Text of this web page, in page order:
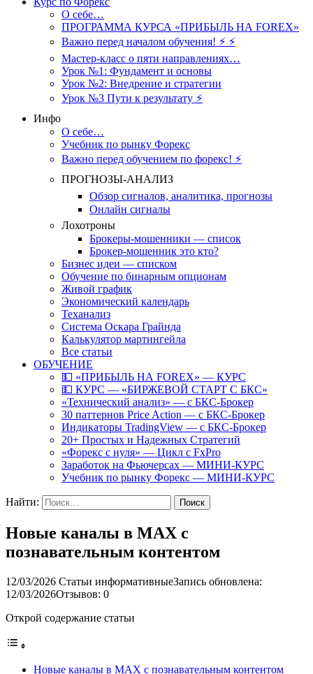
О себе…
ПРОГРАММА КУРСА «ПРИБЫЛЬ НА FOREX»
Важно перед началом обучения! ⚡ ⚡
Мастер-класс о пяти направлениях…
Урок №1: Фундамент и основы
Урок №2: Внедрение и стратегии
Урок №3 Пути к результату ⚡️
Инфо
О себе…
Учебник по рынку Форекс
Важно перед обучением по форекс! ⚡
ПРОГНОЗЫ-АНАЛИЗ
Обзор сигналов, аналитика, прогнозы
Онлайн сигналы
Лохотроны
Брокеры-мошенники — список
Брокер-мошенник это кто?
Бизнес идеи — списком
Обучение по бинарным опционам
Живой график
Экономический календарь
Теханализ
Система Оскара Грайнда
Калькулятор мартингейла
Все статьи
ОБУЧЕНИЕ
💵 «ПРИБЫЛЬ НА FOREX» — КУРС
💵 КУРС — «БИРЖЕВОЙ СТАРТ С БКС»
«Технический анализ» — с БКС-Брокер
30 паттернов Price Action — с БКС-Брокер
Индикаторы TradingView — с БКС-Брокер
20+ Простых и Надежных Стратегий
«Форекс с нуля» — Цикл с FxPro
Заработок на Фьючерсах — МИНИ-КУРС
Учебник по рынку Форекс — МИНИ-КУРС
Найти:
Новые каналы в MAX с
познавательным контентом
12/03/2026 Статьи информативныеЗапись обновлена:
12/03/2026Отзывов: 0
Открой содержание статьи
Новые каналы в MAX с познавательным контентом